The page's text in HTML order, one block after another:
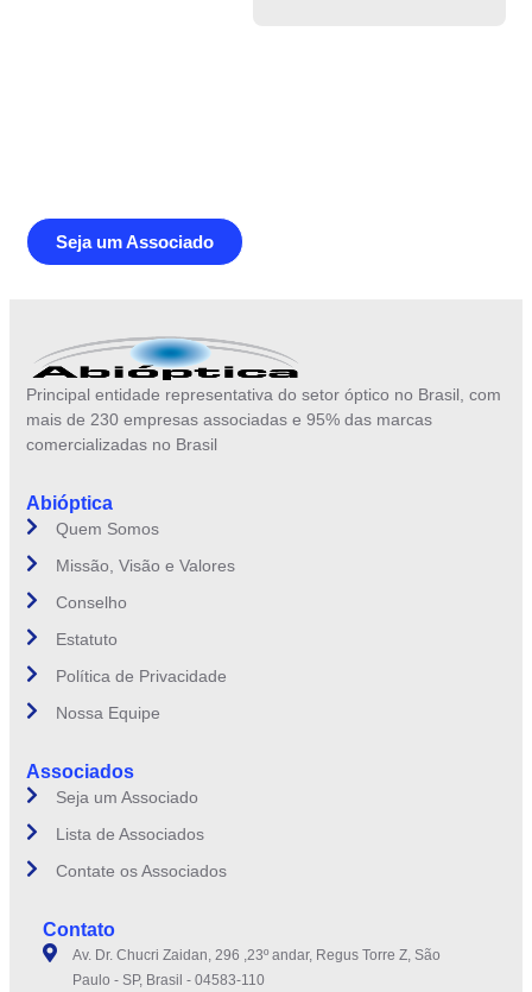
Seja um Associado
Principal entidade representativa do setor óptico no Brasil, com
mais de 230 empresas associadas e 95% das marcas
comercializadas no Brasil
Abióptica
Quem Somos
Missão, Visão e Valores
Conselho
Estatuto
Política de Privacidade
Nossa Equipe
Associados
Seja um Associado
Lista de Associados
Contate os Associados
Contato
Av. Dr. Chucri Zaidan, 296 ,23º andar, Regus Torre Z, São
Paulo - SP, Brasil - 04583-110